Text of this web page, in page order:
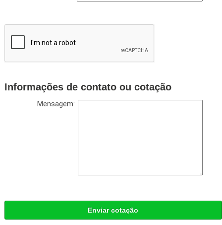
Informações de contato ou cotação
Mensagem:
Enviar cotação